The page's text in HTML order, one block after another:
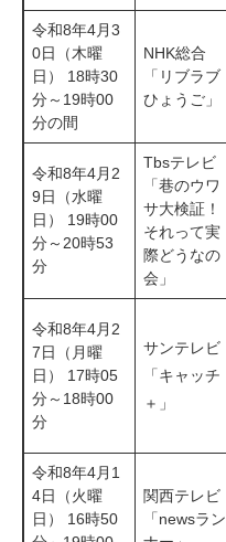
令和8年4月3
0日（木曜
日） 18時30
分～19時00
分の間
NHK総合
「リブラブ
ひょうご」
令和8年4月2
9日（水曜
日） 19時00
分～20時53
分
Tbsテレビ
「巷のウワ
サ大検証！
それって実
際どうなの
会」
令和8年4月2
7日（月曜
日） 17時05
分～18時00
分
サンテレビ
「キャッチ
＋」
令和8年4月1
4日（火曜
日） 16時50
関西テレビ
「newsラン